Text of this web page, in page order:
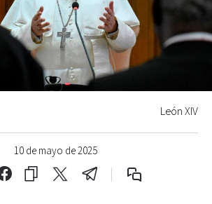
10 de mayo de 2025
León XIV